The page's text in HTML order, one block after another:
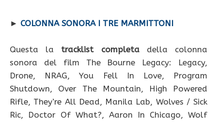
► COLONNA SONORA I TRE MARMITTONI
Questa la tracklist completadella colonna
sonora del film The Bourne Legacy: Legacy,
Drone, NRAG, You Fell In Love, Program
Shutdown, Over The Mountain, High Powered
Rifle, They’re All Dead, Manila Lab, Wolves / Sick
Ric, Doctor Of What?, Aaron In Chicago, Wolf